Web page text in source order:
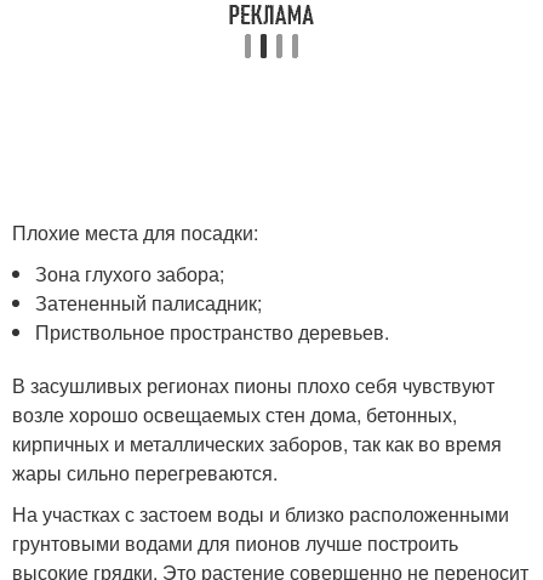
Плохие места для посадки:
Зона глухого забора;
Затененный палисадник;
Приствольное пространство деревьев.
В засушливых регионах пионы плохо себя чувствуют
возле хорошо освещаемых стен дома, бетонных,
кирпичных и металлических заборов, так как во время
жары сильно перегреваются.
На участках с застоем воды и близко расположенными
грунтовыми водами для пионов лучше построить
высокие грядки. Это растение совершенно не переносит